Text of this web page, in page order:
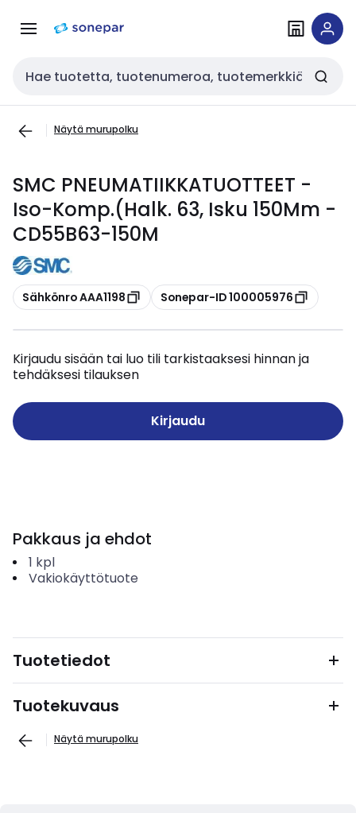
navigointiinsisältöön
Haku
Näytä murupolku
SMC PNEUMATIIKKATUOTTEET -
Iso-Komp.(Halk. 63, Isku 150Mm -
CD55B63-150M
Kopioi
Sähkönro AAA1198 Kopioi
Sonepar-ID 100005976
Kirjaudu sisään tai luo tili tarkistaaksesi hinnan ja
tehdäksesi tilauksen
Kirjaudu
Pakkaus ja ehdot
1 kpl
Vakiokäyttötuote
Tuotetiedot
Tuotekuvaus
Näytä murupolku